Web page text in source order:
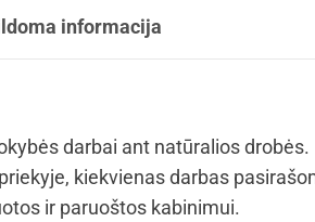
informacija
darbai ant natūralios drobės.
kiekvienas darbas
ir paruoštos kabinimui.